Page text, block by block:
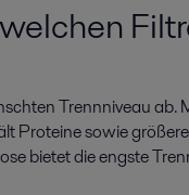
Trennniveau
sowie
bietet die engste